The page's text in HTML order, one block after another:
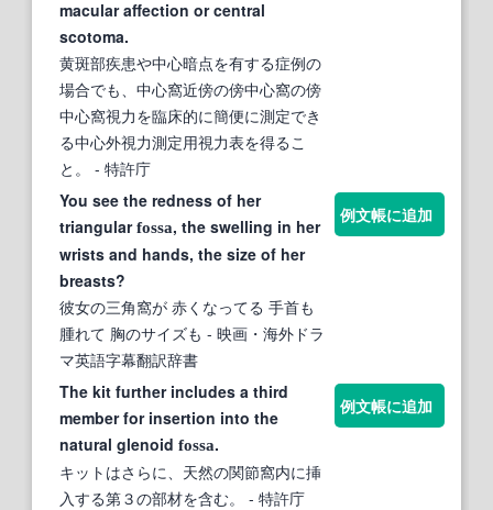
macular affection or central
scotoma.
黄斑部疾患や中心暗点を有する症例の
場合でも、中心窩近傍の傍中心窩の傍
中心窩視力を臨床的に簡便に測定でき
る中心外視力測定用視力表を得るこ
と。
- 特許庁
You see the redness of her
triangularfossa, the swelling in her
wrists and hands, the size of her
breasts?
彼女の三角窩が 赤くなってる 手首も
腫れて 胸のサイズも - 映画・海外ドラ
マ英語字幕翻訳辞書
例文帳に追加
The kit further includes a third
member for insertion into the
natural glenoid fossa.
キットはさらに、天然の関節窩内に挿
入する第３の部材を含む。
- 特許庁
例文帳に追加